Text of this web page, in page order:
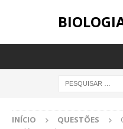
INÍCIO QUESTÕES